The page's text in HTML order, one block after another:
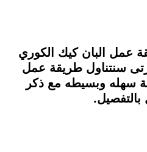
عمل البان كيك الكوري
سنتناول طريقة عمل
سهله وبسيطه مع ذكر
بالتفصيل.